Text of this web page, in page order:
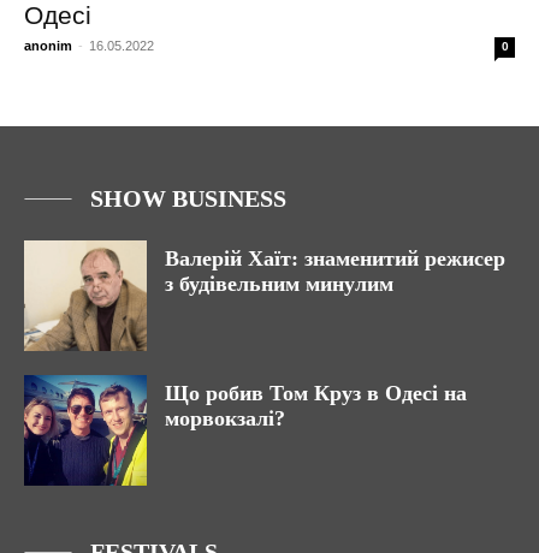
Одесі
anonim - 16.05.2022 0
SHOW BUSINESS
Валерій Хаїт: знаменитий режисер
з будівельним минулим
Що робив Том Круз в Одесі на
морвокзалі?